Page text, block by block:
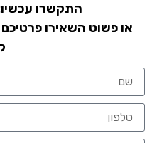
התקשרו
או פשוט השאירו